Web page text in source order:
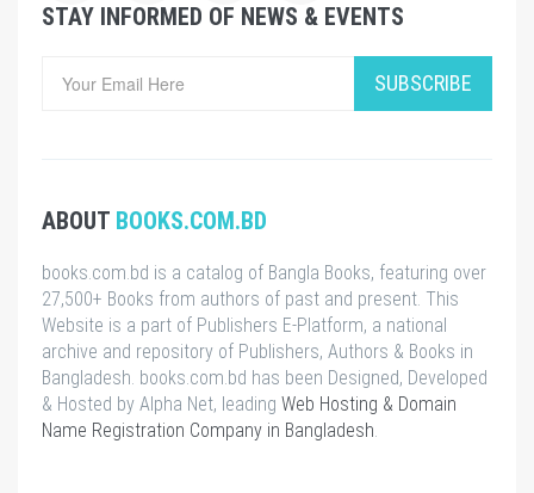
STAY INFORMED OF NEWS & EVENTS
SUBSCRIBE
ABOUT BOOKS.COM.BD
books.com.bd is a catalog of Bangla Books, featuring over
27,500+ Books from authors of past and present. This
Website is a part of Publishers E-Platform, a national
archive and repository of Publishers, Authors & Books in
Bangladesh. books.com.bd has been Designed, Developed
& Hosted by Alpha Net, leading Web Hosting & Domain
Name Registration Company in Bangladesh